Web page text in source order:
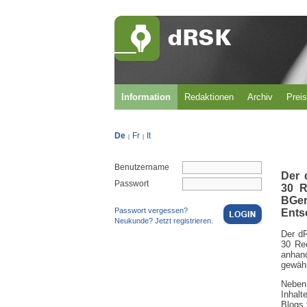
Information Redaktionen Archiv
De Fr It
Benutzername
Passwort
Passwort vergessen?
Neukunde? Jetzt registrieren.
Der
30
Der
30
Blogs